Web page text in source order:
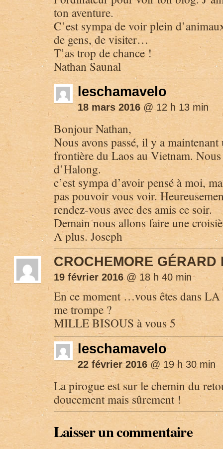
ton aventure.
C’est sympa de voir plein
de gens, de visiter…
T’as trop de chance !
Nathan Saunal
leschamavelo
18 mars 2016 @ 12 h 13 min
Bonjour Nathan,
Nous avons passé, il y a maintenant
frontière du Laos au Vietnam. Nous
d’Halong.
c’est sympa d’avoir pensé à moi,
pas pouvoir vous voir.
rendez-vous avec des amis ce soir.
Demain nous allons faire une
A plus. Joseph
CROCHEMORE GÉRARD
19 février 2016@ 18 h 40 min
En ce moment …vous êtes dans
me trompe ?
MILLE BISOUS à vous 5
leschamavelo
22 février 2016 @ 19 h 30 min
La pirogue est sur le chemin du
doucement mais sûrement !
Laisser un commentaire